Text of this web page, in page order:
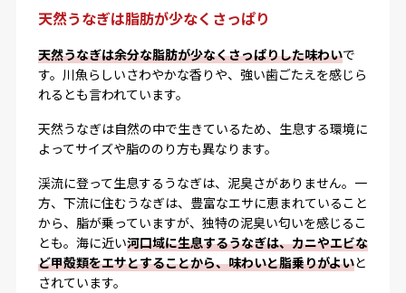
天然うなぎは脂肪が少なくさっぱり
天然うなぎは余分な脂肪が少なくさっぱりした味わいで
す。川魚らしいさわやかな香りや、強い歯ごたえを感じら
れるとも言われています。
天然うなぎは自然の中で生きているため、生息する環境に
よってサイズや脂ののり方も異なります。
渓流に登って生息するうなぎは、泥臭さがありません。一
方、下流に住むうなぎは、豊富なエサに恵まれていること
から、脂が乗っていますが、独特の泥臭い匂いを感じるこ
とも。海に近い河口域に生息するうなぎは、カニやエビな
ど甲殻類をエサとすることから、味わいと脂乗りがよいと
されています。